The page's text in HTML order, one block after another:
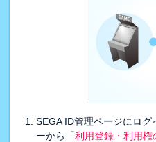
SEGA ID管理ページにログ
ーから「利用登録・利用権